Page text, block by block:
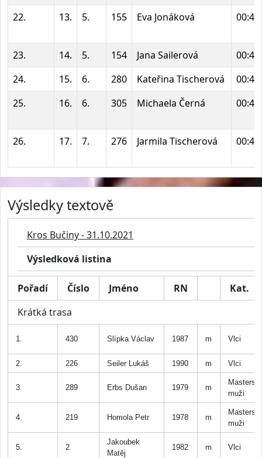
22. 13. 5. 155 Eva Jonáková
23. 14. 5. 154 Jana Sailerová
24.
15. 6. 280 Kateřina Tischerová
25.
16. 6. 305 Michaela Černá
26. 17. 7. 276 Jarmila Tischerová
Výsledky textově
Kros Bučiny - 31.10.2021
Výsledková listina
Pořadí Číslo Jméno RN
Kat.
Krátká trasa
1. 430 Slípka Václav 1987 m Vlci
2. 226 Seiler Lukáš 1990 m Vlci
3. 289 Erbs Dušan 1979 m
Masters
muži
4. 219 Homola Petr 1978 m
Masters
muži
5. 2
Jakoubek
Matěj
1982 m Vlci